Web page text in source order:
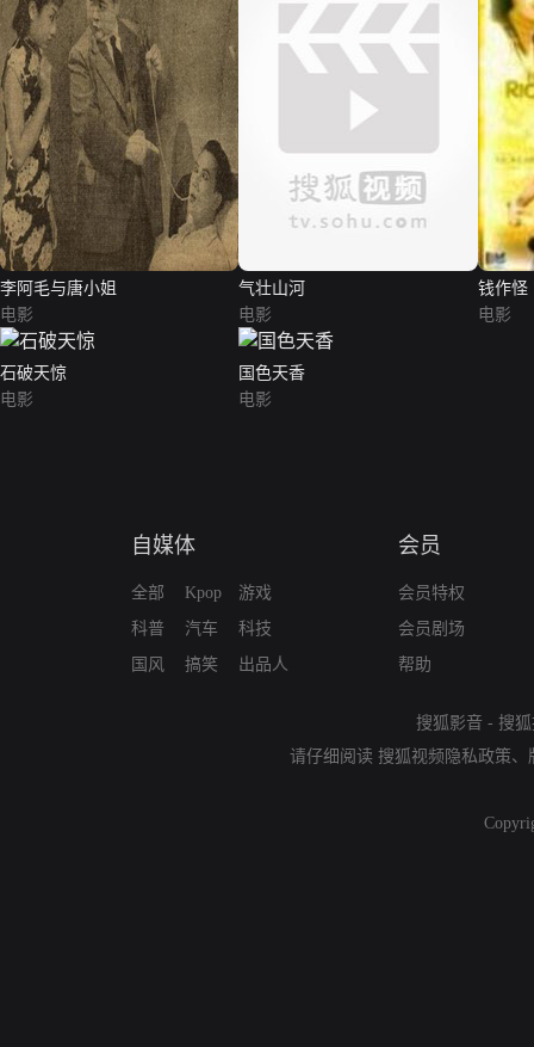
李阿毛与唐小姐
电影
气壮山河
电影
钱作怪
电影
石破天惊
电影
国色天香
电影
自媒体
全部
科普
国风
Kpop
汽车
搞笑
游戏
科技
出品人
会员
会员特权
会员剧场
帮助
搜狐影音 - 搜
请仔细阅读 搜狐视频隐私政策、